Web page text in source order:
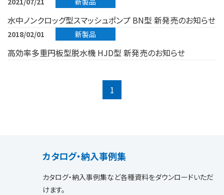
水中ノンクロッグ型スマッシュポンプ BN型 新発売のお知らせ
2018/02/01 新製品
高効率多重円板型脱水機 HJD型 新発売のお知らせ
1
カタログ・納入事例集
カタログ・納入事例集など各種資料をダウンロードいただ
けます。